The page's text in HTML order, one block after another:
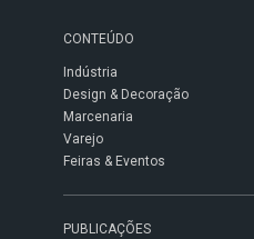
CONTEÚDO
Indústria
Design & Decoração
Marcenaria
Varejo
Feiras & Eventos
PUBLICAÇÕES